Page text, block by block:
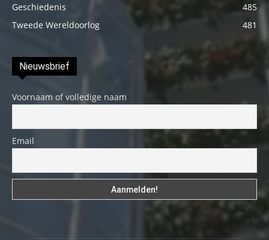
Geschiedenis
485
Tweede Wereldoorlog
481
Nieuwsbrief
Voornaam of volledige naam
Email